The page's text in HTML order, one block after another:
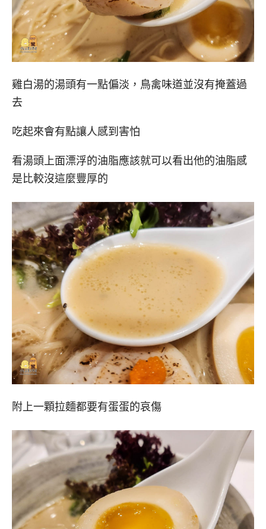
雞白湯的湯頭有一點偏淡，鳥禽味道並沒有掩蓋過
去
吃起來會有點讓人感到害怕
看湯頭上面漂浮的油脂應該就可以看出他的油脂感
是比較沒這麼豐厚的
附上一顆拉麵都要有蛋蛋的哀傷